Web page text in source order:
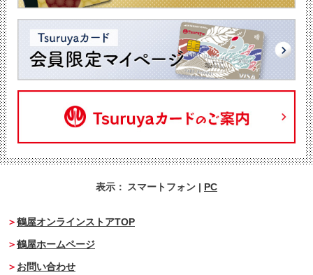
表示： スマートフォン | PC
鶴屋オンラインストアTOP
鶴屋ホームページ
お問い合わせ